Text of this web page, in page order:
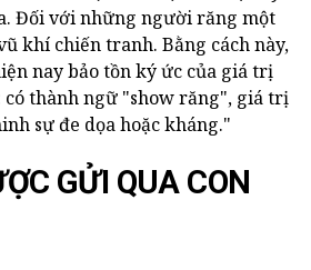
Đối với những người răng một
khí chiến tranh. Bằng cách này,
nay bảo tồn ký ức của giá trị
thành ngữ "show răng", giá trị
sự đe dọa hoặc kháng."
GỬI QUA CON